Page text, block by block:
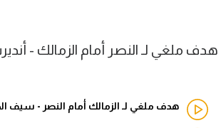
هدف ملغي لـ النصر أمام الزمالك -
هدف ملغي لـ الزمالك أمام النصر - سيف